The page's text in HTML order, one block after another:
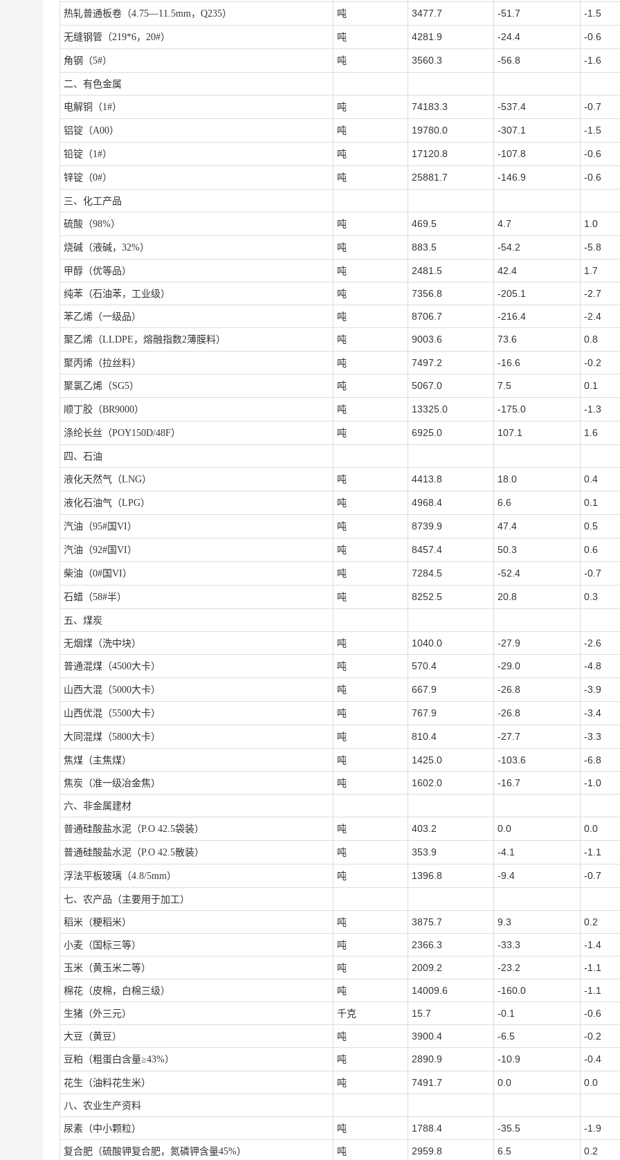
热轧普通板卷（4.75—11.5mm，Q235） 吨 3477.7 -51.7 -1.5
无缝钢管（219*6，20#） 吨 4281.9 -24.4 -0.6
角钢（5#） 吨 3560.3 -56.8 -1.6
二、有色金属
电解铜（1#） 吨 74183.3 -537.4 -0.7
铝锭（A00） 吨 19780.0 -307.1 -1.5
铅锭（1#） 吨 17120.8 -107.8 -0.6
锌锭（0#） 吨 25881.7 -146.9 -0.6
三、化工产品
硫酸（98%） 吨 469.5 4.7 1.0
烧碱（液碱， 32%） 吨 883.5 -54.2 -5.8
甲醇（优等品） 吨 2481.5 42.4 1.7
纯苯（石油苯，工业级） 吨 7356.8 -205.1 -2.7
苯乙烯（一级品） 吨 8706.7 -216.4 -2.4
聚乙烯（LLDPE，熔融指数2薄膜料） 吨 9003.6 73.6 0.8
聚丙烯（拉丝料） 吨 7497.2 -16.6 -0.2
聚氯乙烯（SG5） 吨 5067.0 7.5 0.1
顺丁胶（BR9000） 吨 13325.0 -175.0 -1.3
涤纶长丝（POY150D/48F） 吨 6925.0 107.1 1.6
四、石油
液化天然气（LNG） 吨 4413.8 18.0 0.4
液化石油气（LPG） 吨 4968.4 6.6 0.1
汽油（95#国VI） 吨 8739.9 47.4 0.5
汽油（92#国VI） 吨 8457.4 50.3 0.6
柴油（0#国VI） 吨 7284.5 -52.4 -0.7
石蜡（58#半） 吨 8252.5 20.8 0.3
五、煤炭
无烟煤（洗中块） 吨 1040.0 -27.9 -2.6
普通混煤（4500大卡） 吨 570.4 -29.0 -4.8
山西大混（5000大卡） 吨 667.9 -26.8 -3.9
山西优混（5500大卡） 吨 767.9 -26.8 -3.4
大同混煤（5800大卡） 吨 810.4 -27.7 -3.3
焦煤（主焦煤） 吨 1425.0 -103.6 -6.8
焦炭（准一级冶金焦） 吨 1602.0 -16.7 -1.0
六、非金属建材
普通硅酸盐水泥（P.O 42.5袋装） 吨 403.2 0.0 0.0
普通硅酸盐水泥（P.O 42.5散装） 吨 353.9 -4.1 -1.1
浮法平板玻璃（4.8/5mm） 吨 1396.8 -9.4 -0.7
七、农产品（主要用于加工）
稻米（粳稻米） 吨 3875.7 9.3 0.2
小麦（国标三等） 吨 2366.3 -33.3 -1.4
玉米（黄玉米二等） 吨 2009.2 -23.2 -1.1
棉花（皮棉，白棉三级） 吨 14009.6 -160.0 -1.1
生猪（外三元） 千克 15.7 -0.1 -0.6
大豆（黄豆） 吨 3900.4 -6.5 -0.2
豆粕（粗蛋白含量≥43%） 吨 2890.9 -10.9 -0.4
花生（油料花生米） 吨 7491.7 0.0 0.0
八、农业生产资料
尿素（中小颗粒） 吨 1788.4 -35.5 -1.9
复合肥（硫酸钾复合肥，氮磷钾含量45%） 吨 2959.8 6.5 0.2